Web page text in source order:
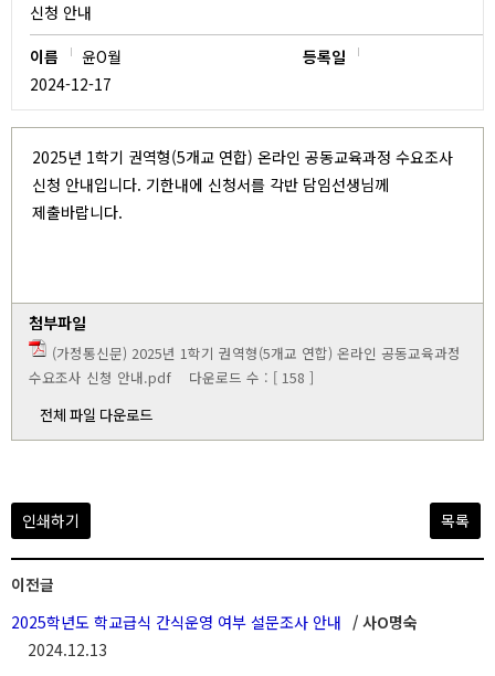
신청 안내
이름
윤O월
등록일
2024-12-17
2025년 1학기 권역형(5개교 연합) 온라인 공동교육과정 수요조사
신청 안내입니다. 기한내에 신청서를 각반 담임선생님께
제출바랍니다.
첨부파일
(가정통신문) 2025년 1학기 권역형(5개교 연합) 온라인 공동교육과정
수요조사 신청 안내.pdf 다운로드 수 : [ 158 ]
전체 파일 다운로드
인쇄하기 목록
이전글
2025학년도 학교급식 간식운영 여부 설문조사 안내 / 사O명숙
2024.12.13